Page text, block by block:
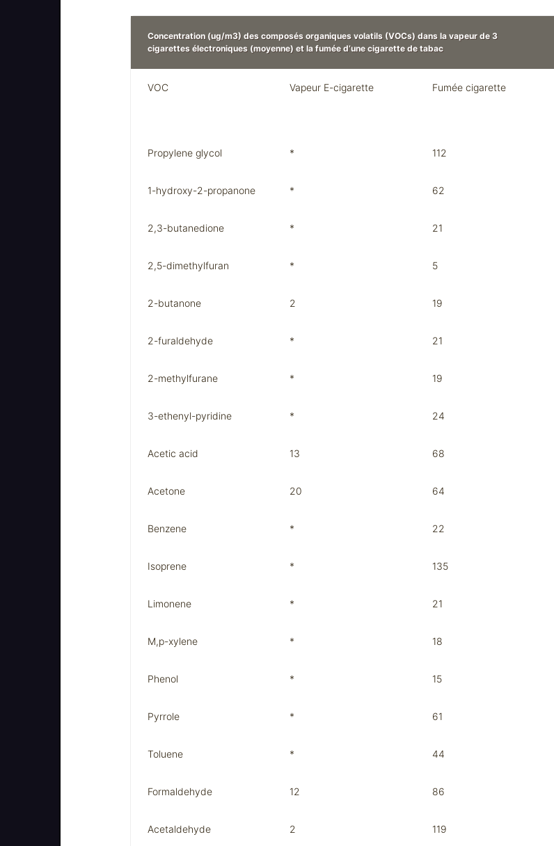
Concentration (ug/m3) des composés organiques volatils (VOCs) dans la vapeur de 3
cigarettes électroniques (moyenne) et la fumée d’une cigarette de tabac
VOC Vapeur E-cigarette Fumée cigarette
Propylene glycol * 112
1-hydroxy-2-propanone * 62
2,3-butanedione * 21
2,5-dimethylfuran * 5
2-butanone 2 19
2-furaldehyde * 21
2-methylfurane * 19
3-ethenyl-pyridine * 24
Acetic acid 13 68
Acetone 20 64
Benzene * 22
Isoprene * 135
Limonene * 21
M,p-xylene * 18
Phenol * 15
Pyrrole * 61
Toluene * 44
Formaldehyde 12 86
Acetaldehyde 2 119